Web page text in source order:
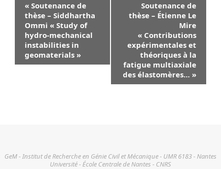
Évènement
« Soutenance de
thèse – Siddhartha
Ommi « Study of
hydro-mechanical
instabilities in
geomaterials »
Soutenance de
thèse – Étienne Le
Mire
« Contributions
expérimentales et
théoriques à la
fatigue multiaxiale
des élastomères… »
GeM - Institut de Recherche en Génie Civil et Mécanique - UMR 6183 - Nantes
Université - École Centrale de Nantes - CNRS